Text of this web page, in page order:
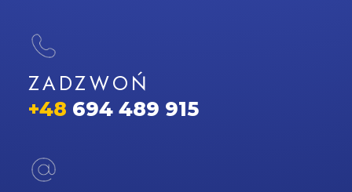
ZADZWOŃ
+48 694 489 915